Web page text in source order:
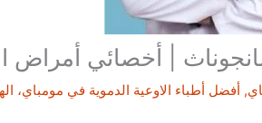
| أخصائي أمراض
, أفضل أطباء الاوعية الدموية في مومباي، الهند